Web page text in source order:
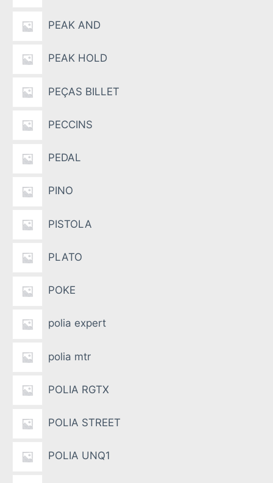
PEAK AND
PEAK HOLD
PEÇAS BILLET
PECCINS
PEDAL
PINO
PISTOLA
PLATO
POKE
polia expert
polia mtr
POLIA RGTX
POLIA STREET
POLIA UNQ1